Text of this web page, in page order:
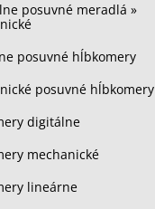
posuvné meradlá »
posuvné hĺbkomery
posuvné hĺbkomery
digitálne
mechanické
lineárne